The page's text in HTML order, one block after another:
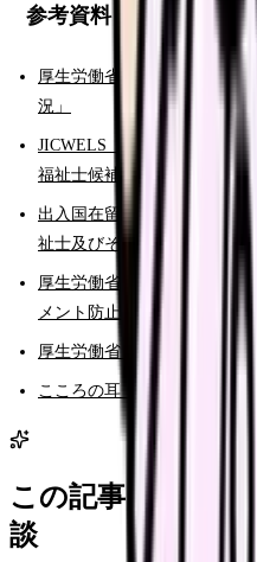
参考資料
厚生労働省「令和6年衛生行
況」
JICWELS（国際厚生事業団
福祉士候補者の受入れ」
出入国在留管理庁「在留資
祉士及びその候補者）」
厚生労働省「職場における
メント防止指針）」
厚生労働省「総合労働相談コ
こころの耳「相談窓口案内」
この記事に近い看
談